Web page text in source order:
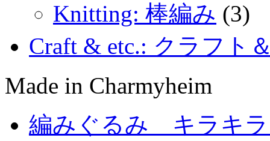
Knitting: 棒編み (3)
Craft & etc.: クラフト
Made in Charmyheim
編みぐるみ キラキ